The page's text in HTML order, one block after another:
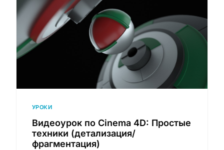
УРОКИ
Видеоурок по Cinema 4D: Простые
техники (детализация/
фрагментация)